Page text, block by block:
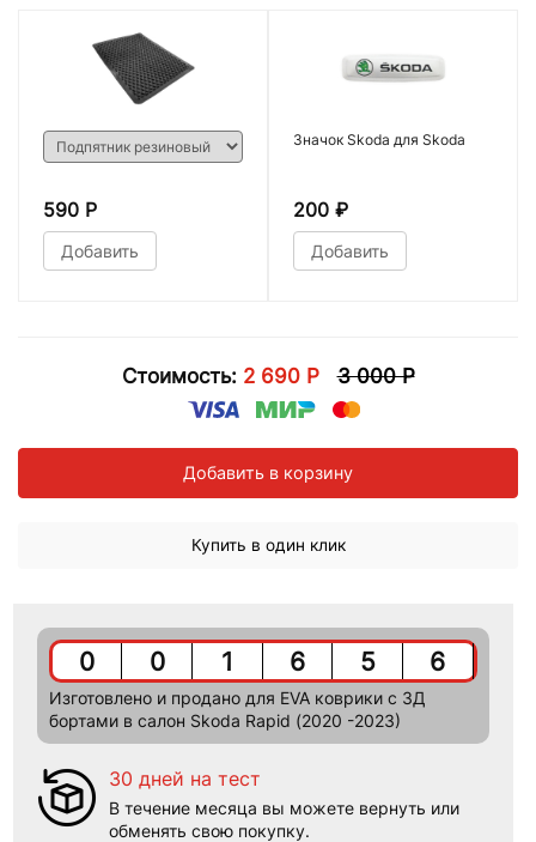
590 Р
Добавить
Значок Skoda для Skoda
200 ₽
Добавить
Стоимость: 2 690 Р 3 000 Р
Добавить в корзину
Купить в один клик
0 0 1 6 5 6
Изготовлено и продано для EVA коврики c 3Д
бортами в салон Skoda Rapid (2020 -2023)
30 дней на тест
В течение месяца вы можете вернуть или
обменять свою покупку.